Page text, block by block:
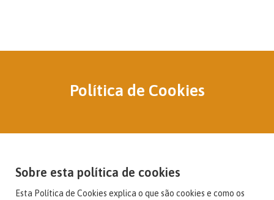
Política de Cookies
Sobre esta política de cookies
Esta Política de Cookies explica o que são cookies e como os